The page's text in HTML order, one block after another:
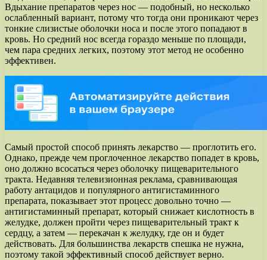
Вдыхание препаратов через нос — подобный, но несколько
ослабленный вариант, потому что тогда они проникают через
тонкие слизистые оболочки носа и после этого попадают в
кровь. Но средний нос всегда гораздо меньше по площади,
чем пара средних легких, поэтому этот метод не особенно
эффективен.
Самый простой способ принять лекарство — проглотить его.
Однако, прежде чем проглоченное лекарство попадет в кровь,
оно должно всосаться через оболочку пищеварительного
тракта. Недавняя телевизионная реклама, сравнивающая
работу антацидов и популярного антигистаминного
препарата, показывает этот процесс довольно точно —
антигистаминный препарат, который снижает кислотность в
желудке, должен пройти через пищеварительный тракт к
сердцу, а затем — перекачан к желудку, где он и будет
действовать. Для большинства лекарств спешка не нужна,
поэтому такой эффективный способ действует верно.